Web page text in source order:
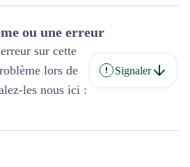
ou une erreur
sur cette
lors de
les nous ici :
Signaler